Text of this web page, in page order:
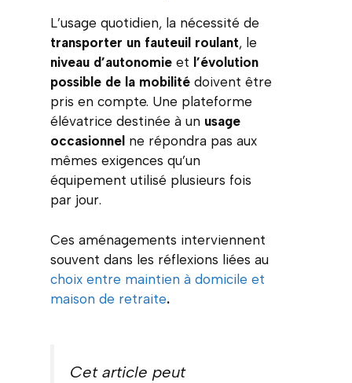
L’usage quotidien, la nécessité de
transporter un fauteuil roulant, le
niveau d’autonomieet l’évolution
possible de la mobilitédoivent être
pris en compte. Une plateforme
élévatrice destinée à un usage
occasionnel ne répondra pas aux
mêmes exigences qu’un
équipement utilisé plusieurs fois
par jour.
Ces aménagements interviennent
souvent dans les réflexions liées au
choix entre maintien à domicile et
maison de retraite.
Cet article peut